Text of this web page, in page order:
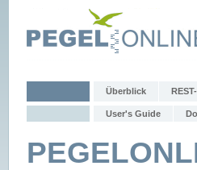
Überblick
User's Guide